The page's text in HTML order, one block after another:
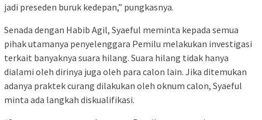
jadi preseden buruk kedepan,” pungkasnya.
Senada dengan Habib Agil, Syaeful meminta kepada semua
pihak utamanya penyelenggara Pemilu melakukan investigasi
terkait banyaknya suara hilang. Suara hilang tidak hanya
dialami oleh dirinya juga oleh para calon lain. Jika ditemukan
adanya praktek curang dilakukan oleh oknum calon, Syaeful
minta ada langkah diskualifikasi.